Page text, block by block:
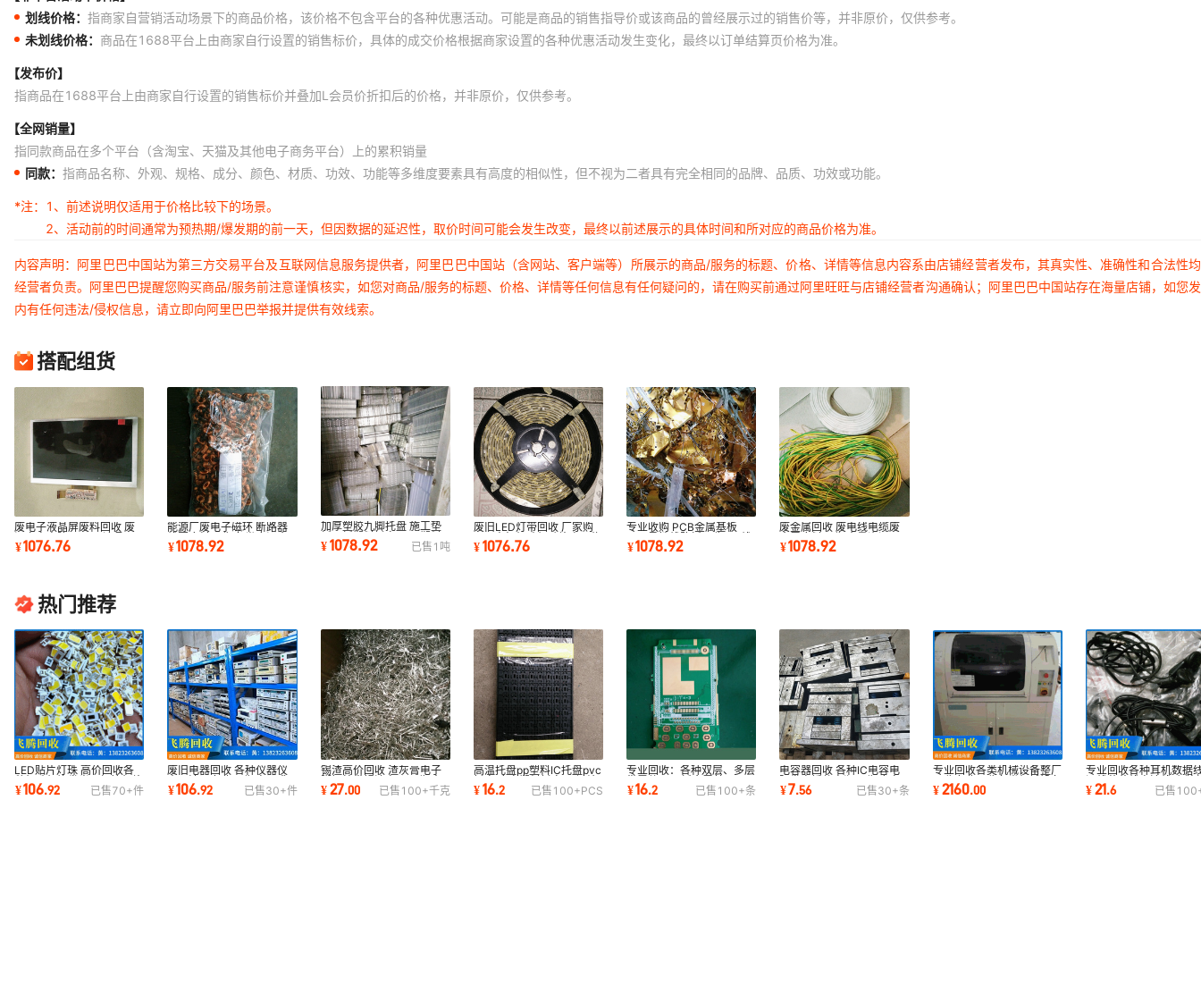
划线价格： 指商家自营销活动场景下的商品价格，该价格不包含平台的各种优惠活动。可能是商品的销售指导价或该商品的曾经展示过的销售价等，并非原价，仅供参考。
未划线价格： 商品在1688平台上由商家自行设置的销售标价，具体的成交价格根据商家设置的各种优惠活动发生变化，最终以订单结算页价格为准。
【发布价】
指商品在1688平台上由商家自行设置的销售标价并叠加L会员价折扣后的价格，并非原价，仅供参考。
【全网销量】
指同款商品在多个平台（含淘宝、天猫及其他电子商务平台）上的累积销量
同款： 指商品名称、外观、规格、成分、颜色、材质、功效、功能等多维度要素具有高度的相似性，但不视为二者具有完全相同的品牌、品质、功效或功能。
*注：
1、前述说明仅适用于价格比较下的场景。
2、活动前的时间通常为预热期/爆发期的前一天，但因数据的延迟性，取价时间可能会发生改变，最终以前述展示的具体时间和所对应的商品价格为准。
内容声明：阿里巴巴中国站为第三方交易平台及互联网信息服务提供者，阿里巴巴中国站（含网站、客户端等）所展示的商品/服务的标题、价格、详情等信息内容系由店铺经营者发布，其真实性、准确性和合法性
经营者负责。阿里巴巴提醒您购买商品/服务前注意谨慎核实，如您对商品/服务的标题、价格、详情等任何信息有任何疑问的，请在购买前通过阿里旺旺与店铺经营者沟通确认；阿里巴巴中国站存在海量店铺，如您
内有任何违法/侵权信息，请立即向阿里巴巴举报并提供有效线索。
搭配组货
废电子液晶屏废料回收 废
旧家电电脑显示器 液晶屏
电子电器回收站
¥1076.76
能源厂废电子磁环 断路器
线圈废料回收 各类废旧金
属磁环废料
¥1078.92
加厚塑胶九脚托盘 施工垫
板平板塑料托盘 平面塑料
仓储托盘回收
¥1078.92 已售 1 吨
废旧LED灯带回收 厂家购
LED支架灯珠灯贴片电子物
料 废弃LED回收
¥1076.76
专业收购 PCB金属基板
FPC柔性线路板回收 led线
路板废料回收
¥1078.92
废金属回收 废电线电缆废
金属废料回收 大量资源回
收站广东厂家
¥1078.92
热门推荐
LED贴片灯珠 高价回收各
种灯珠灯饰发光二极管灯片
厂家直收灯珠
¥106.92 已售70+件
废旧电器回收 各种仪器仪
表示波器专业回收 高价求
购废旧电子设备
¥106.92 已售30+件
锡渣高价回收 渣灰膏电子
脚铜编带锡渣高价回收 大
量收购
¥27.00 已售 100+千克
高温托盘pp塑料IC托盘pvc
托盘 废弃塑料托盘 现场结
款
¥16.2 已售 100+PCS
专业回收：各种双层、多层
带零件PCB板金属基
¥16.2 已售 100+条
电容器回收 各种IC电容电
阻发电插件电瓶回收 废弃
电解电容回收
¥7.56 已售30+条
专业回收各类机械设备整厂
回收专业回收各类机械设备
整厂回收
¥2160.00
专业回收各种耳机数据
源线莲花线高清线贴 牌
工
¥21.6 已售